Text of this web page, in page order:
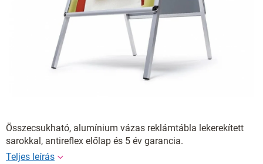
Összecsukható, alumínium vázas reklámtábla lekerekített
sarokkal, antireflex előlap és 5 év garancia.